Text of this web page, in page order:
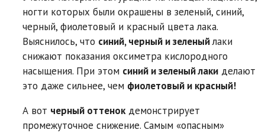
ногти которых были окрашены в зеленый, синий,
черный, фиолетовый и красный цвета лака.
Выяснилось, что синий, черный и зеленыйлаки
снижают показания оксиметра кислородного
насыщения. При этом синий и зеленый лаки делают
это даже сильнее, чем фиолетовый и красный!
А вот черный оттенокдемонстрирует
промежуточное снижение. Самым «опасным»